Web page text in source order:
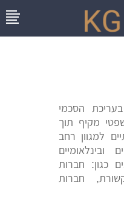
הסכמי
מקיף תוך
למגוון רחב
ובינלאומיים
כגון: חברות
חברות